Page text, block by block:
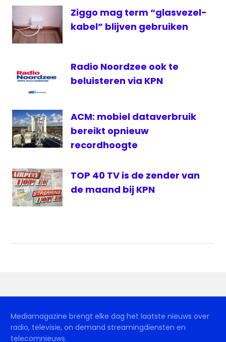
lokale
omroep
NPO
Ziggo mag term “glasvezel-
kabel” blijven gebruiken
Radio Noordzee ook te
beluisteren via KPN
ACM: mobiel dataverbruik
bereikt opnieuw
recordhoogte
TOP 40 TV is de zender van
de maand bij KPN
Mediamagazine brengt elke dag het laatste nieuws over
radio, televisie, on demand streamingdiensten en
telecomnieuws.